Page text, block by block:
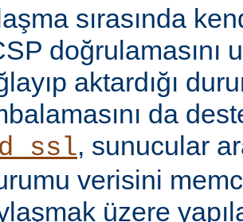
sırasında
doğrulamasını
aktardığı
da
, sunucular
verisini
üzere